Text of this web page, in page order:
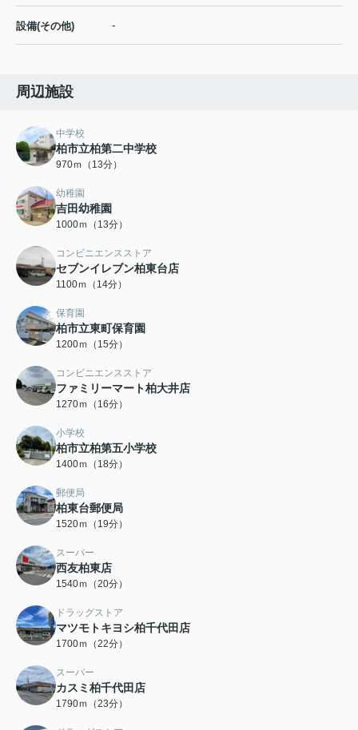
設備(その他) -
周辺施設
中学校
柏市立柏第二中学校
970ｍ（13分）
幼稚園
吉田幼稚園
1000ｍ（13分）
コンビニエンスストア
セブンイレブン柏東台店
1100ｍ（14分）
保育園
柏市立東町保育園
1200ｍ（15分）
コンビニエンスストア
ファミリーマート柏大井店
1270ｍ（16分）
小学校
柏市立柏第五小学校
1400ｍ（18分）
郵便局
柏東台郵便局
1520ｍ（19分）
スーパー
西友柏東店
1540ｍ（20分）
ドラッグストア
マツモトキヨシ柏千代田店
1700ｍ（22分）
スーパー
カスミ柏千代田店
1790ｍ（23分）